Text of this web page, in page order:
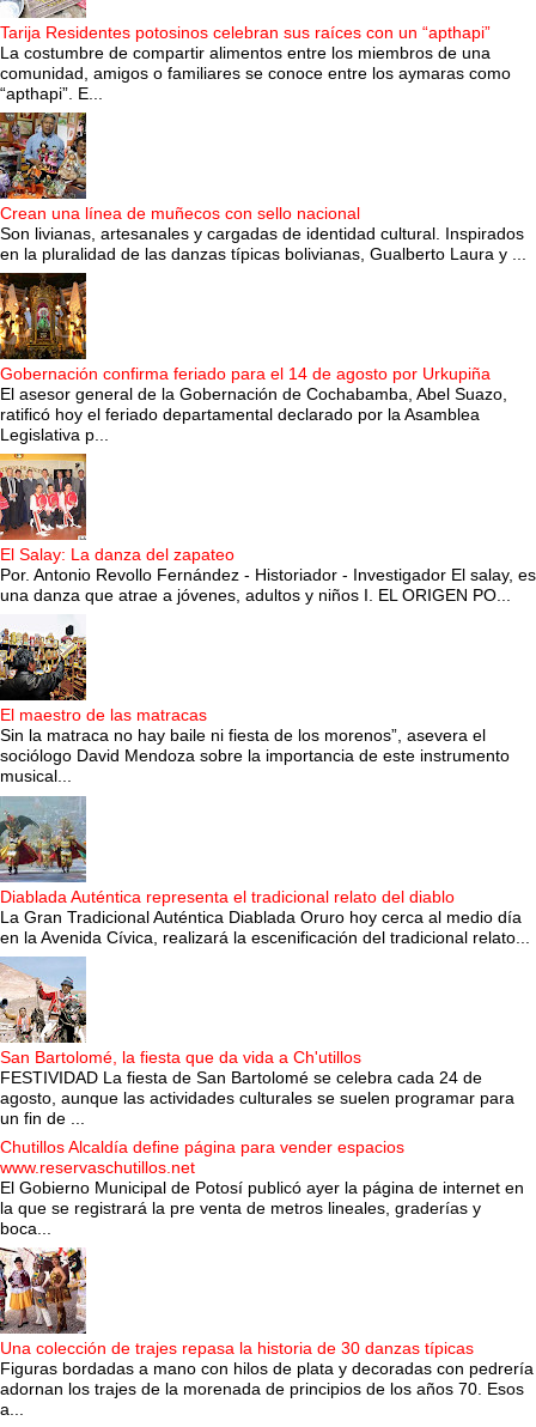
Tarija Residentes potosinos celebran sus raíces con un “apthapi”
La costumbre de compartir alimentos entre los miembros de una
comunidad, amigos o familiares se conoce entre los aymaras como
“apthapi”. E...
Crean una línea de muñecos con sello nacional
Son livianas, artesanales y cargadas de identidad cultural. Inspirados
en la pluralidad de las danzas típicas bolivianas, Gualberto Laura y ...
Gobernación confirma feriado para el 14 de agosto por Urkupiña
El asesor general de la Gobernación de Cochabamba, Abel Suazo,
ratificó hoy el feriado departamental declarado por la Asamblea
Legislativa p...
El Salay: La danza del zapateo
Por. Antonio Revollo Fernández - Historiador - Investigador El salay, es
una danza que atrae a jóvenes, adultos y niños I. EL ORIGEN PO...
El maestro de las matracas
Sin la matraca no hay baile ni fiesta de los morenos”, asevera el
sociólogo David Mendoza sobre la importancia de este instrumento
musical...
Diablada Auténtica representa el tradicional relato del diablo
La Gran Tradicional Auténtica Diablada Oruro hoy cerca al medio día
en la Avenida Cívica, realizará la escenificación del tradicional relato...
San Bartolomé, la fiesta que da vida a Ch'utillos
FESTIVIDAD La fiesta de San Bartolomé se celebra cada 24 de
agosto, aunque las actividades culturales se suelen programar para
un fin de ...
Chutillos Alcaldía define página para vender espacios
www.reservaschutillos.net
El Gobierno Municipal de Potosí publicó ayer la página de internet en
la que se registrará la pre venta de metros lineales, graderías y
boca...
Una colección de trajes repasa la historia de 30 danzas típicas
Figuras bordadas a mano con hilos de plata y decoradas con pedrería
adornan los trajes de la morenada de principios de los años 70. Esos
a...